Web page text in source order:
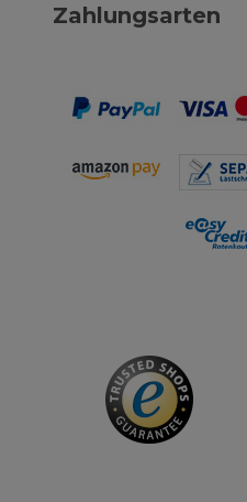
Zahlungsarten